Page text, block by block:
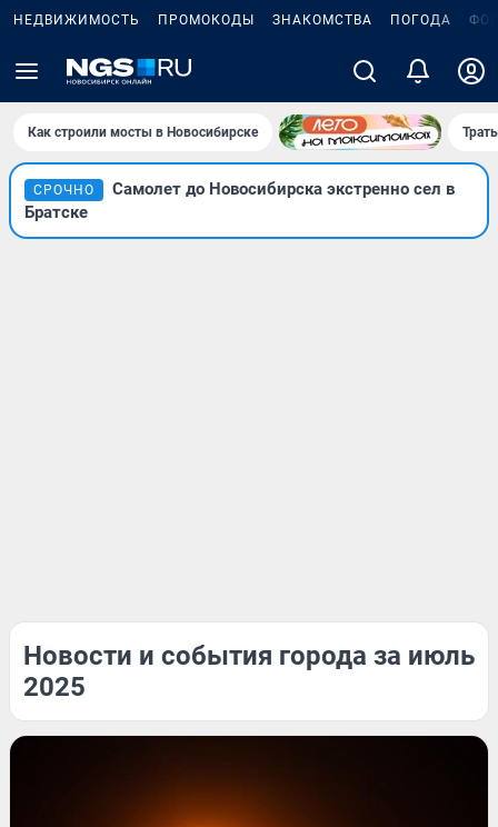
НЕДВИЖИМОСТЬ ПРОМОКОДЫ ЗНАКОМСТВА ПОГОДА
Как строили мосты в Новосибирске
СРОЧНО
Самолет до Новосибирска экстренно сел в
Братске
Новости и события города за июль
2025